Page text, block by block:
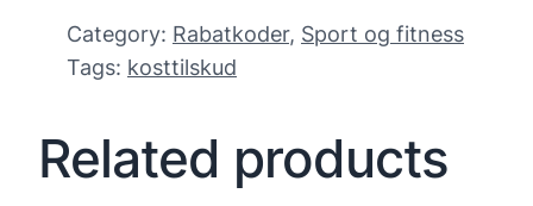
Category: Rabatkoder, Sport og fitness
Tags: kosttilskud
Related products